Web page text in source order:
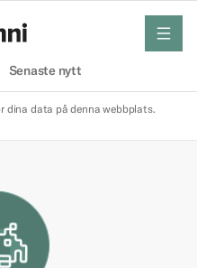
Senaste nytt
meny
dina data på denna webbplats.